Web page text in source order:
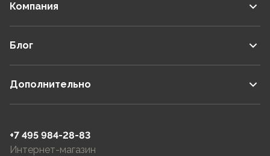
Компания
Блог
Дополнительно
+7 495 984-28-83
Интернет-магазин